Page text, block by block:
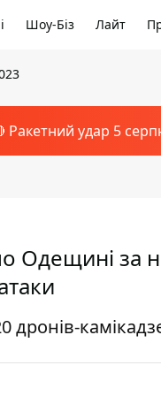
Шоу-Біз Лайт
Ракетний удар 5
Одещині
дронів-